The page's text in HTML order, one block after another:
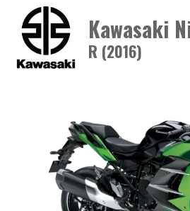
Kawasaki
R (2016)